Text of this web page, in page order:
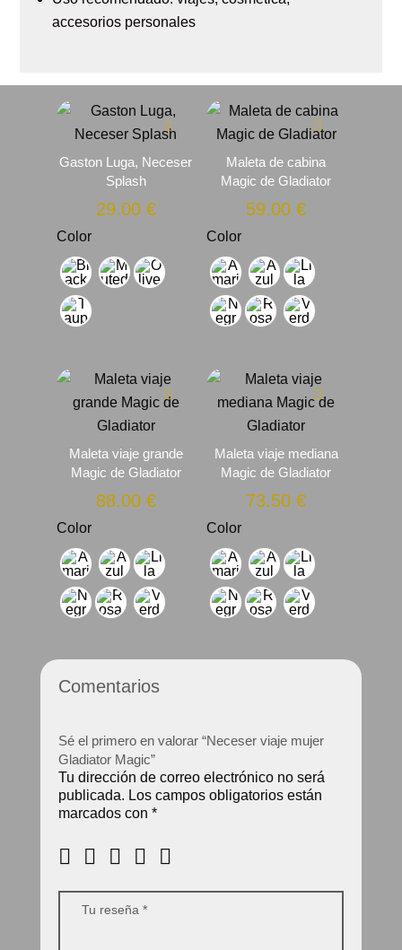
accesorios personales
Gaston Luga, Neceser
Splash
29.00 €
Color
Maleta de cabina
Magic de Gladiator
59.00€
Color
Maleta viaje grande
Magic de Gladiator
88.00 €
Color
Maleta viaje mediana
Magic de Gladiator
73.50€
Color
Comentarios
Sé el primero en valorar “Neceser viaje mujer
Gladiator Magic”
Tu dirección de correo electrónico no será
publicada. Los campos obligatorios están
marcados con *